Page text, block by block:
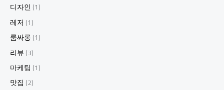
디자인(1)
레저 (1)
룸싸롱(1)
리뷰(3)
마케팅 (1)
맛집 (2)